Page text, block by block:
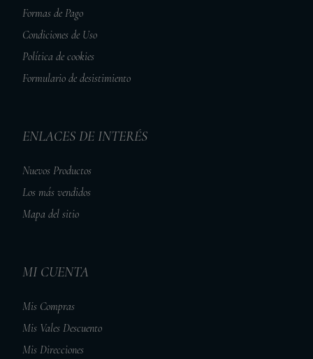
Formas de Pago
Condiciones de Uso
Política de cookies
Formulario de desistimiento
ENLACES DE INTERÉS
Nuevos Productos
Los más vendidos
Mapa del sitio
MI CUENTA
Mis Compras
Mis Vales Descuento
Mis Direcciones